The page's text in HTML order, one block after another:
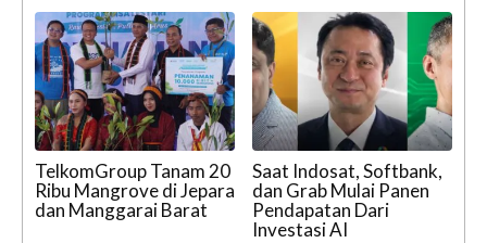
TelkomGroup Tanam 20
Ribu Mangrove di Jepara
dan Manggarai Barat
Saat Indosat, Softbank,
dan Grab Mulai Panen
Pendapatan Dari
Investasi AI